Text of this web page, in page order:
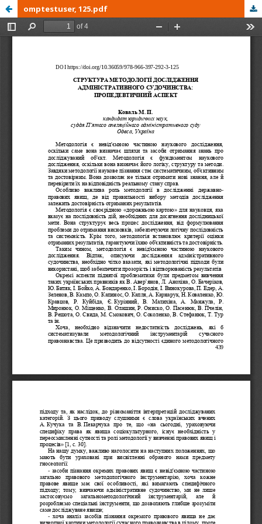
omptestuser, 125.pdf